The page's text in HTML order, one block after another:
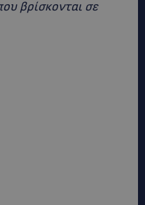
βρίσκονται σε